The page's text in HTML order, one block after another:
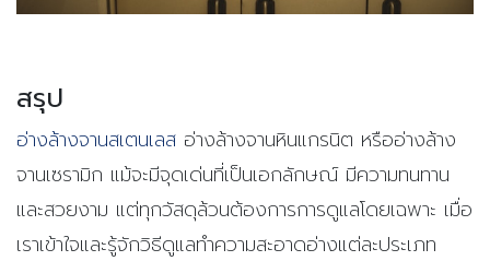
สรุป
อ่างล้างจานสเตนเลส อ่างล้างจานหินแกรนิต หรืออ่างล้าง
จานเซรามิก แม้จะมีจุดเด่นที่เป็นเอกลักษณ์ มีความทนทาน
และสวยงาม แต่ทุกวัสดุล้วนต้องการการดูแลโดยเฉพาะ เมื่อ
เราเข้าใจและรู้จักวิธีดูแลทำความสะอาดอ่างแต่ละประเภท